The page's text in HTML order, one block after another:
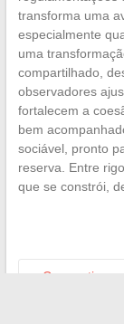
transforma uma
especialmente
uma
compartilhado,
observadores
fortalecem a
bem
sociável, pronto
reserva. Entre
que se constrói,
Como ativar